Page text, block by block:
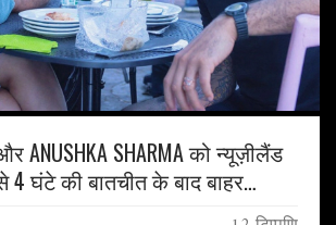
ANUSHKA SHARMA को न्यूज़ीलैंड
घंटे की बातचीत के बाद बाहर